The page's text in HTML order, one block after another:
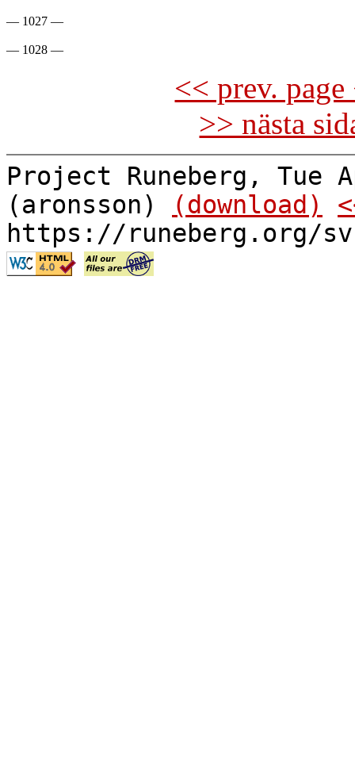
— 1027 —
<< prev.
>> nästa
Project Runeberg, Tue
(aronsson)
(download)
https://runeberg.org/